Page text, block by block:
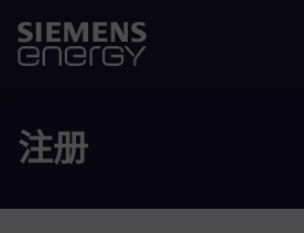
注册